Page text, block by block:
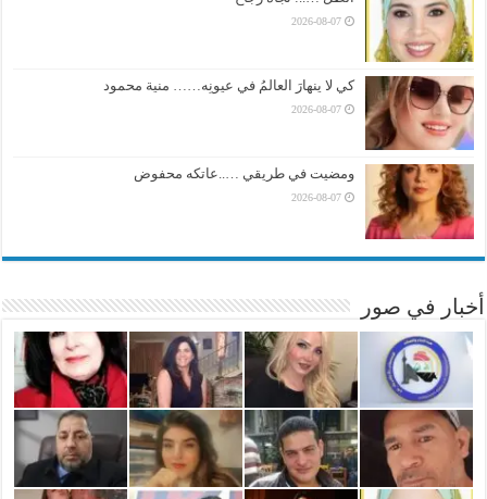
2026-08-07
كي لا ينهارَ العالمُ في عيونِه…… منية محمود
2026-08-07
ومضيت في طريقي …..عاتكه محفوض
2026-08-07
أخبار في صور